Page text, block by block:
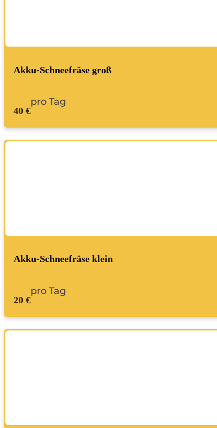
Akku-Schneefräse groß
40 €
pro Tag
Akku-Schneefräse klein
20 €
pro Tag